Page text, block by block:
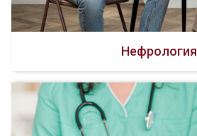
Нефрология